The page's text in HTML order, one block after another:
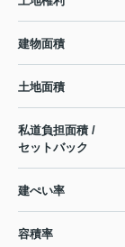
建物面積
土地面積
私道負担面積 /
セットバック
建ぺい率
容積率